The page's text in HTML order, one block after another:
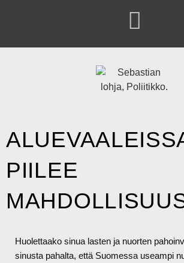
PIILEE
Huolettaako sinua lasten ja nuorten
sinusta pahalta, että Suomessa useampi